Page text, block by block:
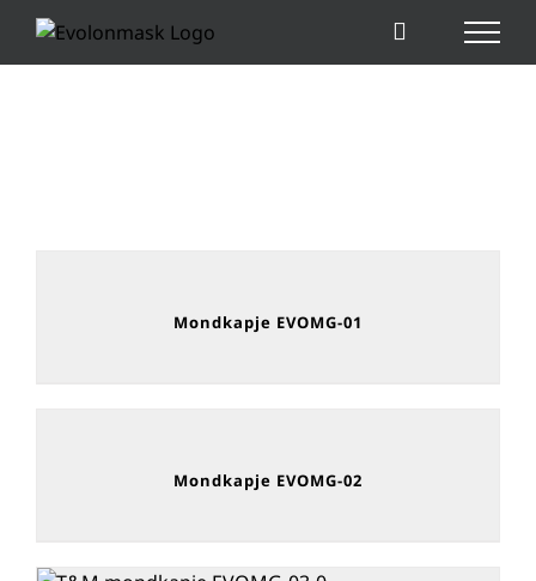
naar
inhoud
Mondkapje EVOMG-01
Mondkapje EVOMG-02